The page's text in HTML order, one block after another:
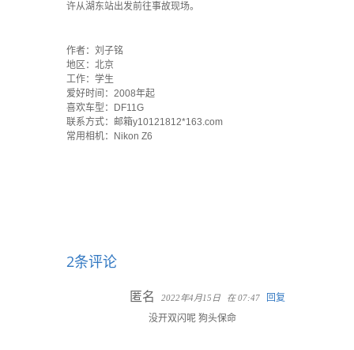
许从湖东站出发前往事故现场。
作者：刘子铭
地区：北京
工作：学生
爱好时间：2008年起
喜欢车型：DF11G
联系方式：邮箱y10121812*163.com
常用相机：Nikon Z6
2条评论
匿名 2022年4月15日 在 07:47
回复
没开双闪呢 狗头保命